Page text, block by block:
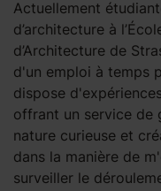
Actuellement
d’architecture à
d’Architecture de
d'un emploi à temps
dispose
offrant un service de
nature curieuse et
dans la manière de
surveiller le